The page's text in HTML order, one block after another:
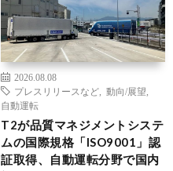
2026.08.08
プレスリリースなど
動向/展望
自動運転
T2が品質マネジメントシステ
ムの国際規格「ISO9001」認
証取得、自動運転分野で国内